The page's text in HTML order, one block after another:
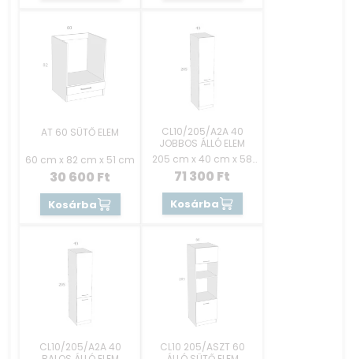
AT 60 SÜTŐ ELEM
60 cm x 82 cm x 51 cm
30 600 Ft
Kosárba
CL10/205/A2A 40
JOBBOS ÁLLÓ ELEM
205 cm x 40 cm x 58
cm
71 300 Ft
Kosárba
CL10/205/A2A 40
CL10 205/ASZT 60